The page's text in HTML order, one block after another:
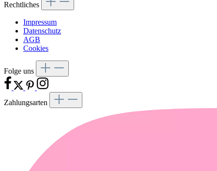
Rechtliches
Impressum
Datenschutz
AGB
Cookies
Folge uns
Zahlungsarten